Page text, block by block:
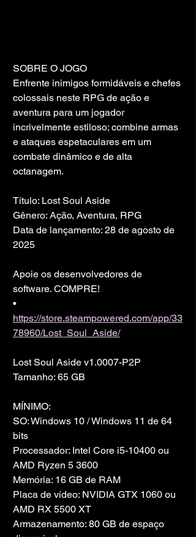
SOBRE O JOGO
Enfrente inimigos formidáveis ​​e chefes
colossais neste RPG de ação e
aventura para um jogador
incrivelmente estiloso; combine armas
e ataques espetaculares em um
combate dinâmico e de alta
octanagem.
Título: Lost Soul Aside
Gênero: Ação, Aventura, RPG
Data de lançamento: 28 de agosto de
2025
Apoie os desenvolvedores de
software. COMPRE!
•
https://store.steampowered.com/app/33
78960/Lost_Soul_Aside/
Lost Soul Aside v1.0007-P2P
Tamanho: 65 GB
MÍNIMO:
SO: Windows 10 / Windows 11 de 64
bits
Processador: Intel Core i5-10400 ou
AMD Ryzen 5 3600
Memória: 16 GB de RAM
Placa de vídeo: NVIDIA GTX 1060 ou
AMD RX 5500 XT
Armazenamento: 80 GB de espaço